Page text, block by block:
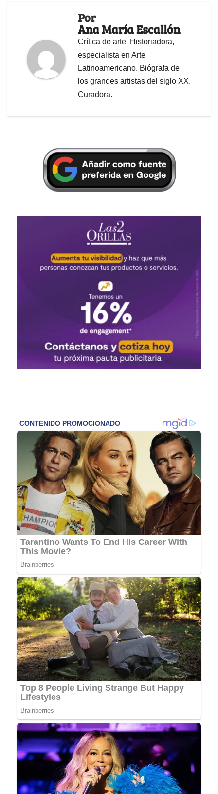
Por
Ana María Escallón
Crítica de arte. Historiadora,
especialista en Arte
Latinoamericano. Biógrafa de
los grandes artistas del siglo XX.
Curadora.